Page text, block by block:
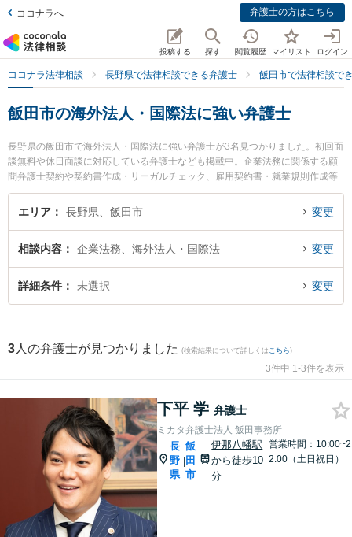
ココナラへ 弁護士の方はこちら
投稿する 探す 閲覧履歴 マイリスト ログイン
ココナラ法律相談 長野県で法律相談できる弁護士 飯田市で法律相談で
飯田市の海外法人・国際法に強い弁護士
長野県の飯田市で海外法人・国際法に強い弁護士が3名見つかりました。初回面
談無料や休日面談に対応している弁護士なども掲載中。企業法務に関係する顧
問弁護士契約や契約書作成・リーガルチェック、雇用契約書・就業規則作成等
の細かな分野での絞り込み検索もでき便利です。特にミカタ弁護士法人 飯田事
務所の下平 学弁護士やミカタ弁護士法人 飯田事務所の髙山 乃亜弁護士、ミカ
際法のトラブルを今すぐに弁護士に相談したい』『海外法人・国際法のトラブ
ル解決の実績豊富な近くの弁護士を検索したい』『初回相談無料で海外法人・
国際法を法律相談できる飯田市内の弁護士に相談予約したい』などでお困りの
エリア 長野県、飯田市 変更
相談内容 企業法務、海外法人・国際法 変更
詳細条件 未選択 変更
3 人の弁護士が見つかりました (検索結果について詳しくは こちら)
3件中 1-3件を表示
下平 学 弁護士
ミカタ弁護士法人 飯田事務所
長
野
県
|
飯
田
市
伊那八幡駅
から徒歩10
分
営業時間：10:00~2
2:00（土日祝日）